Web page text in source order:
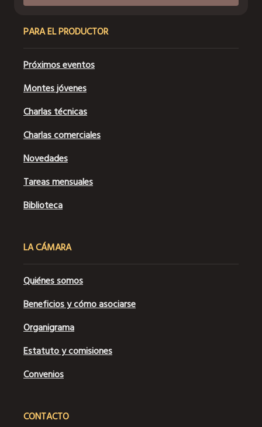
PARA EL PRODUCTOR
Próximos eventos
Montes jóvenes
Charlas técnicas
Charlas comerciales
Novedades
Tareas mensuales
Biblioteca
LA CÁMARA
Quiénes somos
Beneficios y cómo asociarse
Organigrama
Estatuto y comisiones
Convenios
CONTACTO